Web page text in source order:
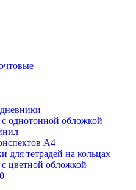
с однотонной обложкой
А4
для тетрадей на кольцах
цветной обложкой